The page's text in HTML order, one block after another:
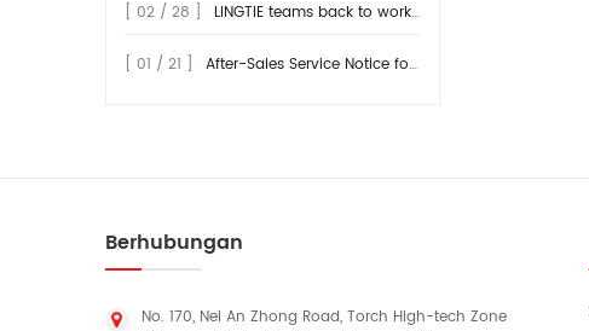
[ 02 / 28 ] LINGTIE teams back to work at Feb.25th.
[ 01 / 21 ] After-Sales Service Notice for Turkey Region
Berhubungan
No. 170, Nei An Zhong Road, Torch High-tech Zone